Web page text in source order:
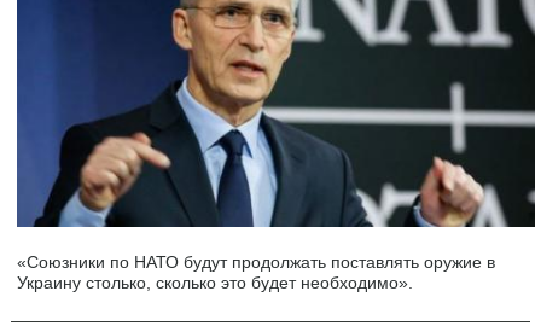
«Союзники по НАТО будут продолжать поставлять оружие в
Украину столько, сколько это будет необходимо».